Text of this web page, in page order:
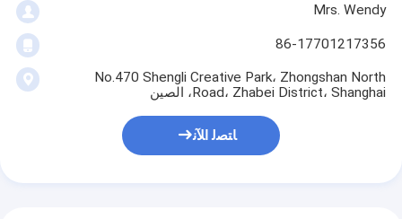
Mrs. Wendy
86-17701217356
No.470 Shengli Creative Park، Zhongshan North
Road، Zhabei District، Shanghai، الصين
ﺎﺘﺼﻟ ﺍﻶﻧ